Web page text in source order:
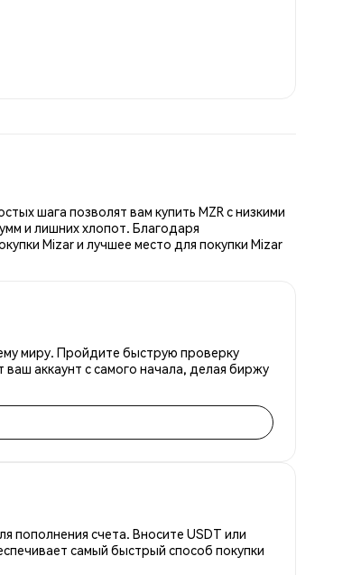
шага позволят вам купить MZR с низкими
и лишних хлопот. Благодаря
Mizar и лучшее место для покупки Mizar
миру. Пройдите быструю проверку
аккаунт с самого начала, делая биржу
пополнения счета. Вносите USDT или
самый быстрый способ покупки